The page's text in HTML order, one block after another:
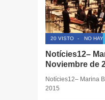
20 VISTO - NO HAY
Notícies12–
Noviembre de
Notícies12– Marina
2015